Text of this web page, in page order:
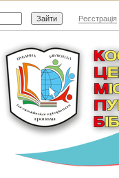
Реєстрація